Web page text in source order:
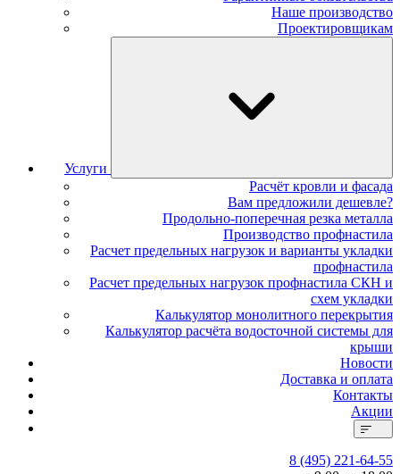
Наше производство
Проектировщикам
Услуги
Расчёт кровли и фасада
Вам предложили дешевле?
Продольно-поперечная резка металла
Производство профнастила
Расчет предельных нагрузок и варианты укладки
профнастила
Расчет предельных нагрузок профнастила СКН и
схем укладки
Калькулятор монолитного перекрытия
Калькулятор расчёта водосточной системы для
крыши
Новости
Доставка и оплата
Контакты
Акции
8 (495) 221-64-55